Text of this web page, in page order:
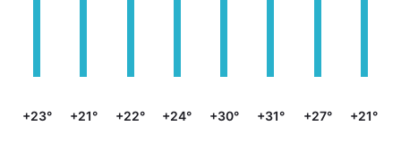
+23° +21° +22° +24° +30° +31° +27° +21°